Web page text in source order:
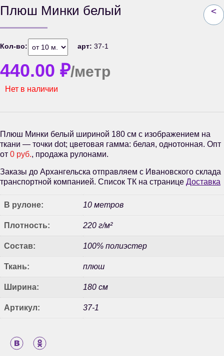
<
Плюш Минки белый
Кол-во: арт: 37-1
440.00 ₽/метр
Нет в наличии
Плюш Минки белый шириной 180 см с изображением на
ткани — точки dot; цветовая гамма: белая, однотонная. Опт
от 0 руб., продажа рулонами.
Заказы до Архангельска отправляем с Ивановского склада
транспортной компанией. Список ТК на странице Доставка
В рулоне: 10 метров
Плотность: 220 г/м²
Состав: 100% полиэстер
Ткань: плюш
Ширина: 180 см
Артикул: 37-1